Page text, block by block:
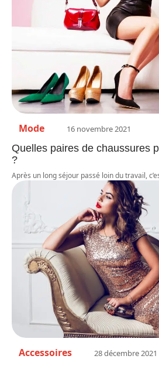
Mode 16 novembre 2021
Quelles paires de chaussures
?
Après un long séjour passé loin du travail,
Accessoires 28 décembre 2021